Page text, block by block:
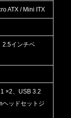
ATX / Mini ITX
2.5インチベ
×2、USB 3.2
ヘッドセットジ